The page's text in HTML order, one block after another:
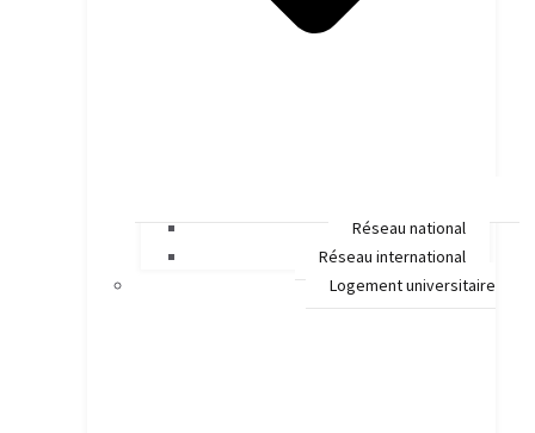
Réseau national
Réseau international
Logement universitaire